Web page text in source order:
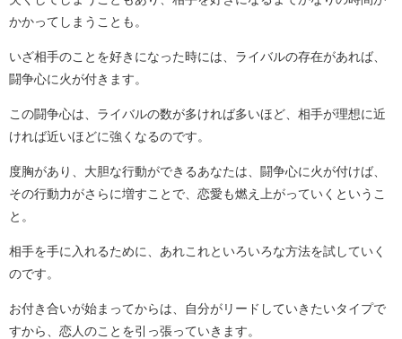
かかってしまうことも。
いざ相手のことを好きになった時には、ライバルの存在があれば、
闘争心に火が付きます。
この闘争心は、ライバルの数が多ければ多いほど、相手が理想に近
ければ近いほどに強くなるのです。
度胸があり、大胆な行動ができるあなたは、闘争心に火が付けば、
その行動力がさらに増すことで、恋愛も燃え上がっていくというこ
と。
相手を手に入れるために、あれこれといろいろな方法を試していく
のです。
お付き合いが始まってからは、自分がリードしていきたいタイプで
すから、恋人のことを引っ張っていきます。